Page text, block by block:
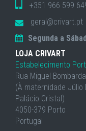
+351 966 599
geral@crivart.pt
Segunda a
LOJA CRIVART
Estabelecimento
Rua Miguel
(À maternidade Júlio
Palácio Cristal)
4050-379 Porto
Portugal